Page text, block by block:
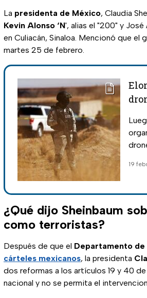
La presidenta de México, Claudia
Kevin Alonso ‘N', alias el "200" y
en Culiacán, Sinaloa. Mencionó que
martes 25 de febrero.
19
¿Qué dijo Sheinbaum
como terroristas?
Después de que el Departamento de
cárteles mexicanos, la presidenta
dos reformas a los artículos 19 y 40
nacional y no se permita el